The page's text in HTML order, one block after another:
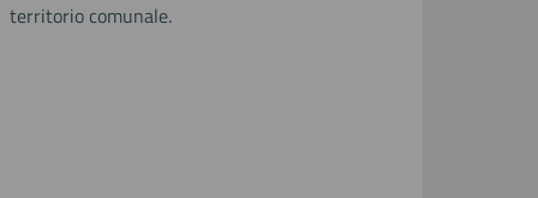
territorio comunale.